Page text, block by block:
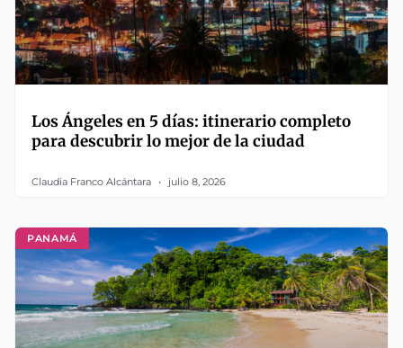
Los Ángeles en 5 días: itinerario completo
para descubrir lo mejor de la ciudad
Claudia Franco Alcántara julio 8, 2026
PANAMÁ